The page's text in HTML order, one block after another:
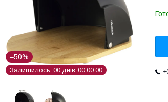
–50%
Залишилось 00 днів 00 00 00